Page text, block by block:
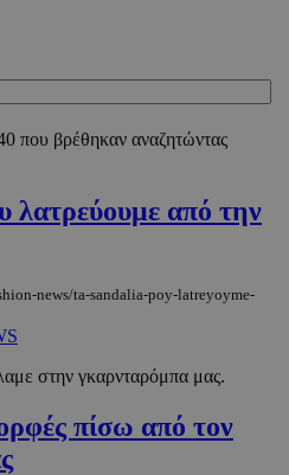
που βρέθηκαν αναζητώντας
λατρεύουμε από την
news/ta-sandalia-poy-latreyoyme-
στην γκαρνταρόμπα μας.
πίσω από τον